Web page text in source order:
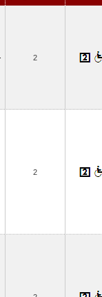
2
2